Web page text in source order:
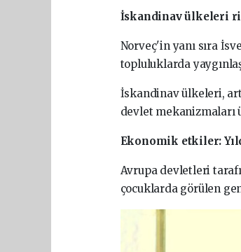
İskandinav ülkeleri
Norveç'in yanı sıra
topluluklarda
İskandinav ülkeleri,
devlet mekanizmaları
Ekonomik etkiler:
Avrupa devletleri
çocuklarda görülen